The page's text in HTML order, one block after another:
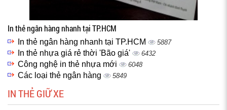
In thẻ ngân hàng nhanh tại TP.HCM
In thẻ ngân hàng nhanh tại TP.HCM 5887
In thẻ nhựa giá rẻ thời 'Bão giá' 6432
Công nghệ in thẻ nhựa mới 6048
Các loại thẻ ngân hàng 5849
IN THẺ GIỮ XE